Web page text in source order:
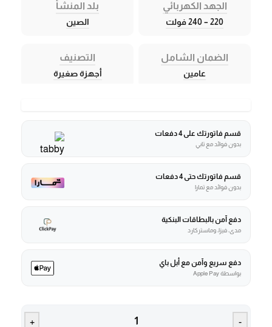
الجهد الكهربائي
220 – 240 فولت
بلد المنشأ
الصين
الضمان الشامل
عامين
التصنيف
أجهزة صغيرة
قسم فاتورتك على 4 دفعات
بدون فوائد مع تابي
قسم فاتورتك حتى 4 دفعات
بدون فوائد مع تمارا
دفع آمن بالبطاقات البنكية
مدى، فيزا، وماستركارد
دفع سريع وآمن مع أبل باي
بواسطة Apple Pay
-
+